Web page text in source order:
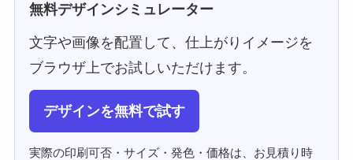
無料デザインシミュレーター
文字や画像を配置して、仕上がりイメージを
ブラウザ上でお試しいただけます。
デザインを無料で試す
実際の印刷可否・サイズ・発色・価格は、お見積り時